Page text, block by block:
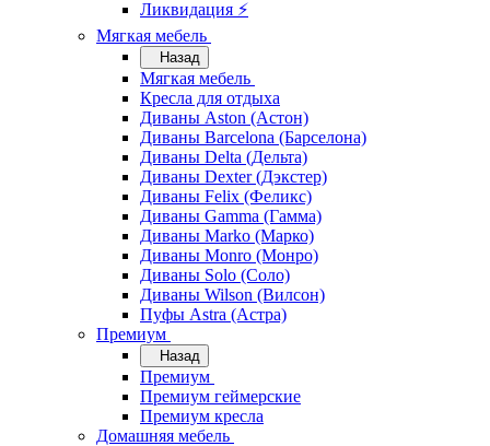
Ликвидация ⚡
Мягкая мебель
Назад
Мягкая мебель
Кресла для отдыха
Диваны Aston (Астон)
Диваны Barcelona (Барселона)
Диваны Delta (Дельта)
Диваны Dexter (Дэкстер)
Диваны Felix (Феликс)
Диваны Gamma (Гамма)
Диваны Marko (Марко)
Диваны Monro (Монро)
Диваны Solo (Соло)
Диваны Wilson (Вилсон)
Пуфы Astra (Астра)
Премиум
Назад
Премиум
Премиум геймерские
Премиум кресла
Домашняя мебель